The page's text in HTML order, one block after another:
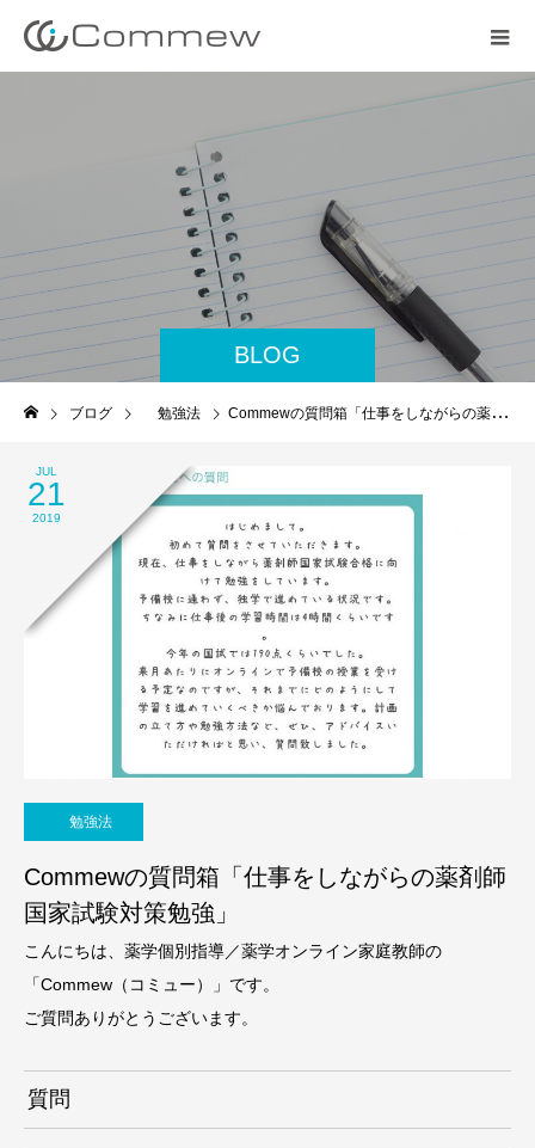
BLOG
ブログ 勉強法 Commewの質問箱「仕事をしながらの薬剤師国家試験対策勉強」
JUL
21
2019
勉強法
Commewの質問箱「仕事をしながらの薬剤師
国家試験対策勉強」
こんにちは、薬学個別指導／薬学オンライン家庭教師の
「Commew（コミュー）」です。
ご質問ありがとうございます。
質問